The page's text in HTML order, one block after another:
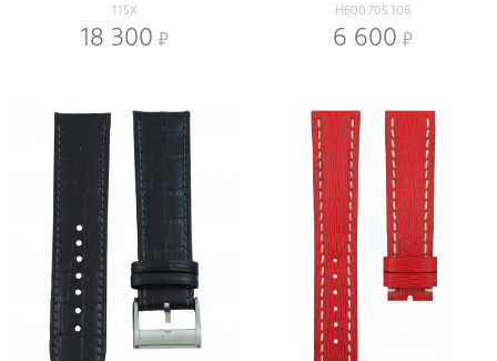
115X
18 300
H600.705.106
6 600